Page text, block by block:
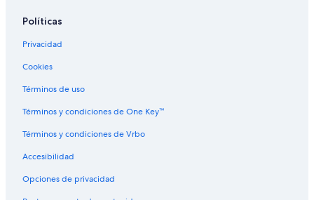
Políticas
Privacidad
Cookies
Términos de uso
Términos y condiciones de One Key™
Términos y condiciones de Vrbo
Accesibilidad
Opciones de privacidad